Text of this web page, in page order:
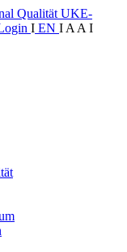
Qualität UKE-
I EN I A A I